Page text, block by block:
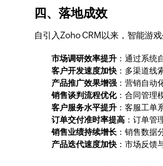
四、落地成效
自引入Zoho CRM以来，智能游
市场调研效率提升 ：通过系统
客户开发速度加快 ：多渠道线
产品推广效果增强 ：营销自动
销售谈判流程优化：合同管理
客户服务水平提升 ：客服工单
订单交付准时率提高 ：订单管
销售业绩持续增长 ：销售数据
产品迭代速度加快 ：市场反馈